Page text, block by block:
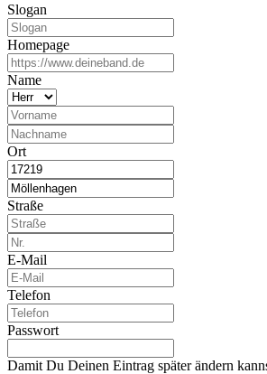
Slogan
Homepage
Name
Ort
Straße
E-Mail
Telefon
Passwort
Damit Du Deinen Eintrag später ändern